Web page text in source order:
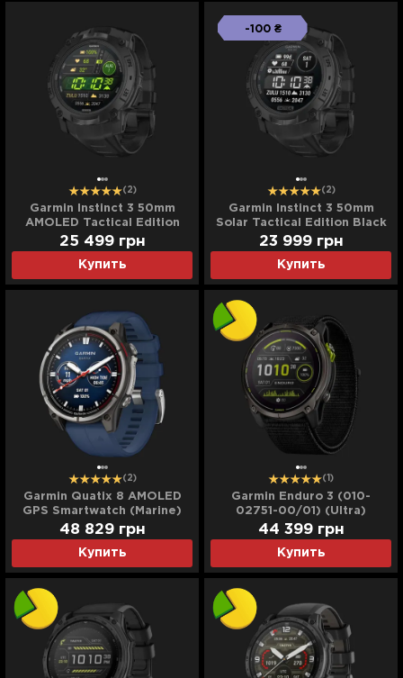
(2)
Garmin Instinct 3 50mm
AMOLED Tactical Edition
Black with Black Band
Купить
25 499 грн
-100 ₴
(2)
Garmin Instinct 3 50mm
Solar Tactical Edition Black
with Black Band
Купить
23 999 грн
(2)
Garmin Quatix 8 AMOLED
GPS Smartwatch (Marine)
(47mm)
Купить
48 829 грн
(1)
Garmin Enduro 3 (010-
02751-00/01) (Ultra)
Купить
44 399 грн